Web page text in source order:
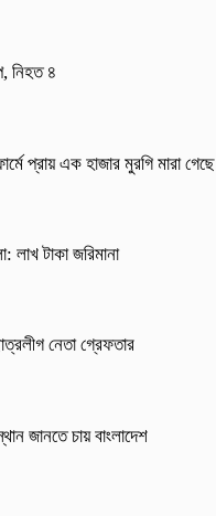
নিহত ৪
প্রায় এক হাজার মুরগি মারা গেছে
লাখ টাকা জরিমানা
নেতা গ্রেফতার
জানতে চায় বাংলাদেশ